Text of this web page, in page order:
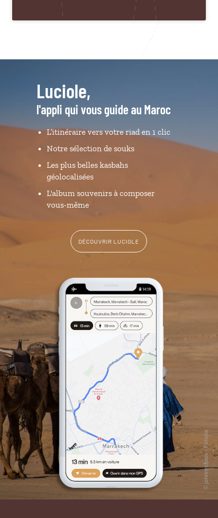
Luciole,
l'appli qui vous guide au Maroc
L’itinéraire vers votre riad en 1 clic
Notre sélection de souks
Les plus belles kasbahs
géolocalisées
L'album souvenirs à composer
vous-même
DÉCOUVRIR LUCIOLE